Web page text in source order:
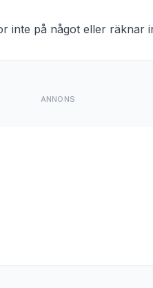
på något eller räknar
ANNONS